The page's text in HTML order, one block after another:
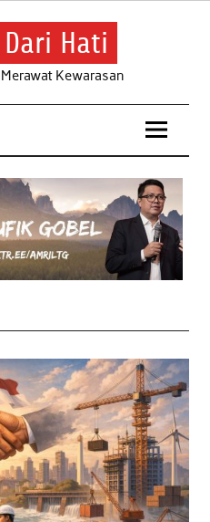
Hati
Kewarasan